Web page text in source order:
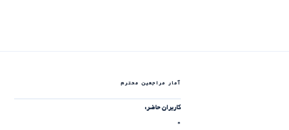
آمار مراجعین محترم
کاربران حاضر:
0